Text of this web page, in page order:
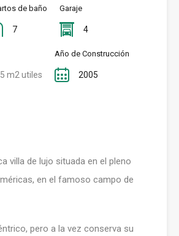
de baño
7
Garaje
4
m2 utiles
Año de Construcción
2005
villa de lujo situada en el pleno
en el famoso campo de
pero a la vez conserva su